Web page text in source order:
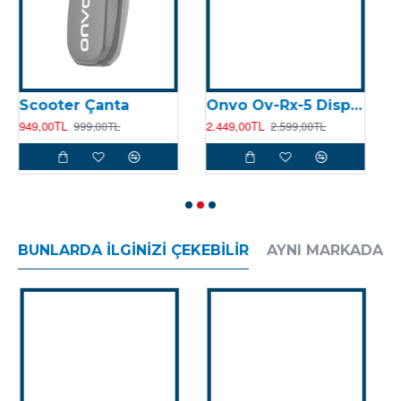
Scooter Çanta
949,00TL 999,00TL
Onvo Ov-Rx-5 Display
2.449,00TL 2.599,00TL
BUNLARDA İLGINIZI ÇEKEBILIR AYNI MARKADAN